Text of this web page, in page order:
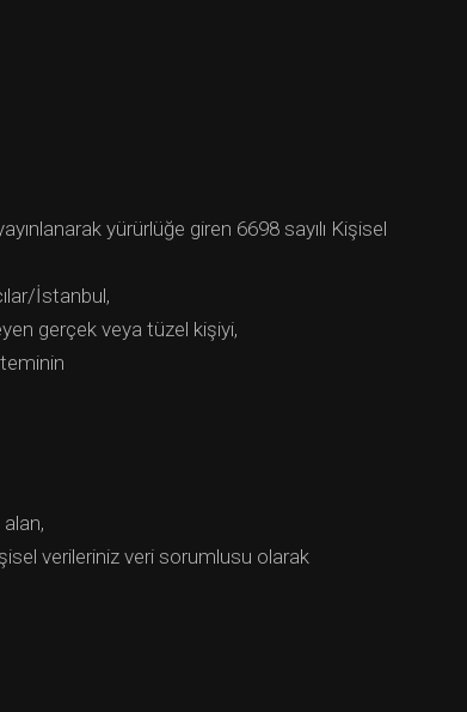
yürürlüğe giren 6698 sayılı Kişisel
İstanbul,
gerçek veya tüzel kişiyi,
verileriniz veri sorumlusu olarak